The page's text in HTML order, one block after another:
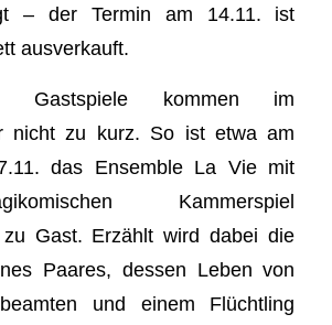
– der Termin am 14.11. ist
ausverkauft.
Gastspiele kommen im
nicht zu kurz. So ist etwa am
das Ensemble La Vie mit
Kammerspiel
zu Gast. Erzählt wird dabei die
Paares, dessen Leben von
und einem Flüchtling